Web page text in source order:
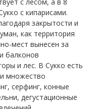
с кипарисами.
закрытости и
как территория
мест вынесен за
балконов
и лес. В Сукко есть
множество
серфинг, конные
дегустационные